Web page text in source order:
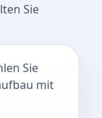
Sie
Sie
mit